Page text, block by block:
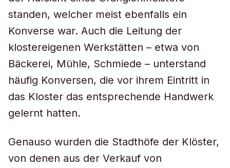
standen, welcher meist ebenfalls ein
Konverse war. Auch die Leitung der
klostereigenen Werkstätten – etwa von
Bäckerei, Mühle, Schmiede – unterstand
häufig Konversen, die vor ihrem Eintritt in
das Kloster das entsprechende Handwerk
gelernt hatten.
Genauso wurden die Stadthöfe der Klöster,
von denen aus der Verkauf von